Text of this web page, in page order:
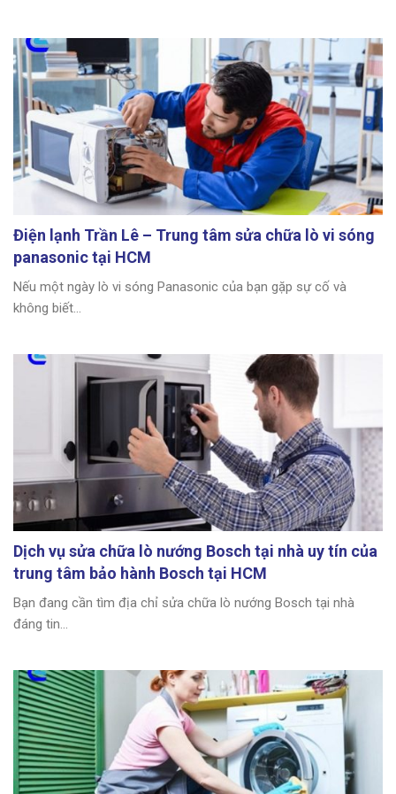
Điện lạnh Trần Lê – Trung tâm sửa chữa lò vi sóng
panasonic tại HCM
Nếu một ngày lò vi sóng Panasonic của bạn gặp sự cố và
không biết...
Dịch vụ sửa chữa lò nướng Bosch tại nhà uy tín của
trung tâm bảo hành Bosch tại HCM
Bạn đang cần tìm địa chỉ sửa chữa lò nướng Bosch tại nhà
đáng tin...